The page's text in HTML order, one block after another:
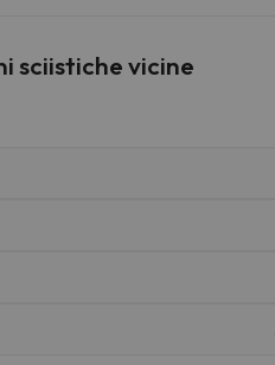
sciistiche vicine